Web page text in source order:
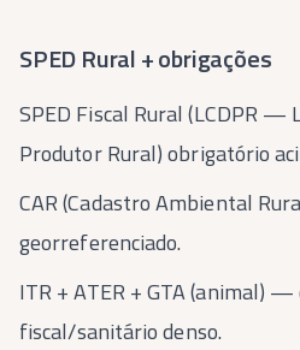
SPED Rural + obrigações
SPED Fiscal Rural (LCDPR —
Produtor Rural) obrigatório
CAR (Cadastro Ambiental
georreferenciado.
ITR + ATER + GTA (animal)
fiscal/sanitário denso.